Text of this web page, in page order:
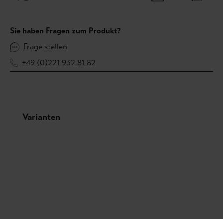
Sie haben Fragen zum Produkt?
Frage stellen
+49 (0)221 932 81 82
Produktgalerie überspringen
Varianten